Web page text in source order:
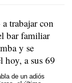
trabajar con
bar familiar
y se
hoy, a sus 69
de un adiós